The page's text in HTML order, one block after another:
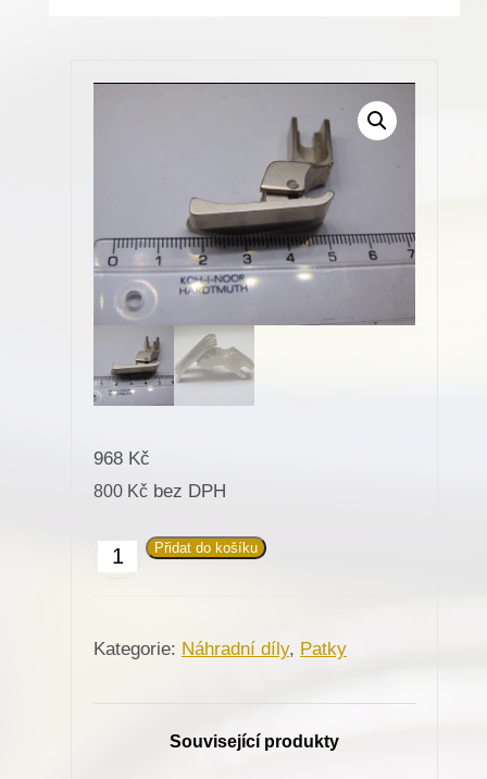
968 Kč
800 Kč bez DPH
Patka
Minerva
množství
Přidat do košíku
Kategorie: Náhradní díly, Patky
Související produkty